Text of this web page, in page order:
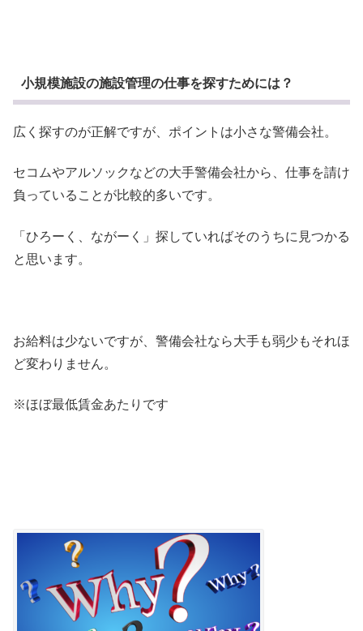
小規模施設の施設管理の仕事を探すためには？
広く探すのが正解ですが、ポイントは小さな警備会社。
セコムやアルソックなどの大手警備会社から、仕事を請け
負っていることが比較的多いです。
「ひろーく、ながーく」探していればそのうちに見つかる
と思います。
お給料は少ないですが、警備会社なら大手も弱少もそれほ
ど変わりません。
※ほぼ最低賃金あたりです